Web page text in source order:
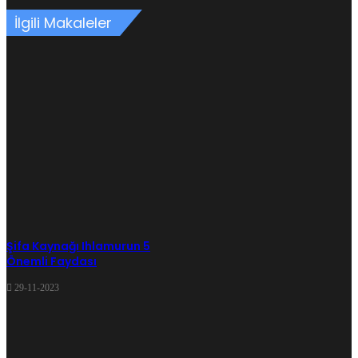
İlgili Makaleler
Şifa Kaynağı Ihlamurun 5
Önemli Faydası
29-11-2023